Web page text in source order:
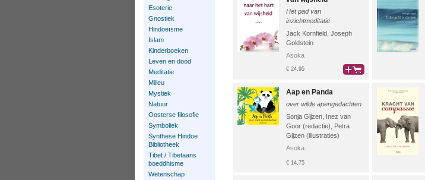
Esoterie
Gnostiek
Hindoeïsme
Islam
Kinderboeken
Leven en dood
Meditatie
Milieu
Mystiek
Natuur
Oosterse filosofie
Symboliek
Synthese Hindoe
Bibliotheek
Tibet / Tibetaans
boeddhisme
Wetenschap
Het pad van
inzichtmeditatie
Jack Kornfield Joseph
Goldstein
Asoka
€ 24,95
Aap en Panda
over wilde apengedachten
Sonja Gijzen Inez van
Goor (redactie)
Petra
Gijzen (illustraties)
Asoka
€ 14,75